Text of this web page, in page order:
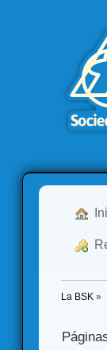
La BSK »